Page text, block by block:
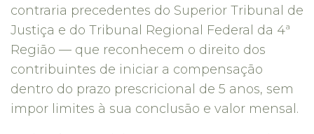
contraria precedentes do Superior Tribunal de
Justiça e do Tribunal Regional Federal da 4ª
Região — que reconhecem o direito dos
contribuintes de iniciar a compensação
dentro do prazo prescricional de 5 anos, sem
impor limites à sua conclusão e valor mensal.